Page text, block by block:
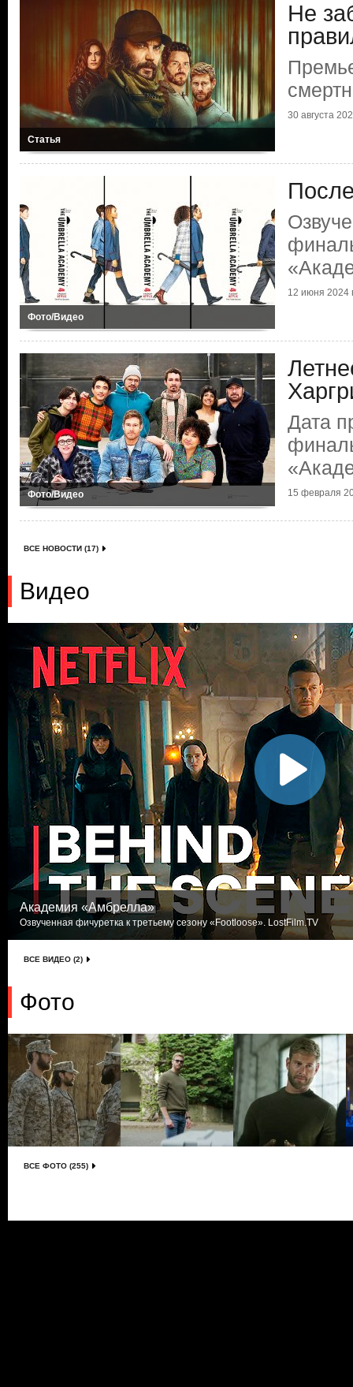
Статья
Не
30 августа
Фото/Видео
12 июня 2024
Фото/Видео
Дата
15 февраля
ВСЕ НОВОСТИ (17)
Видео
Академия «Амбрелла»
Озвученная фичуретка к третьему сезону «Footloose». LostFilm.TV
ВСЕ ВИДЕО (2)
Фото
ВСЕ ФОТО (255)